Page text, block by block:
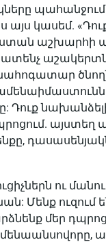
պահանջում
այս կասեմ.
աշխարհի
ամենաիմաստունն
Դուք
այստեղ
ու
Մենք ուզում
մեր